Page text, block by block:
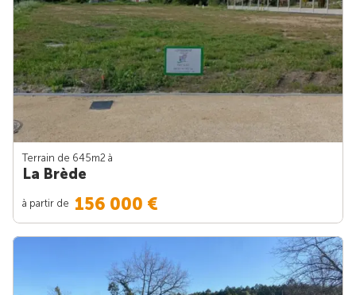
Terrain de 645m2 à
La Brède
à partir de 156 000 €